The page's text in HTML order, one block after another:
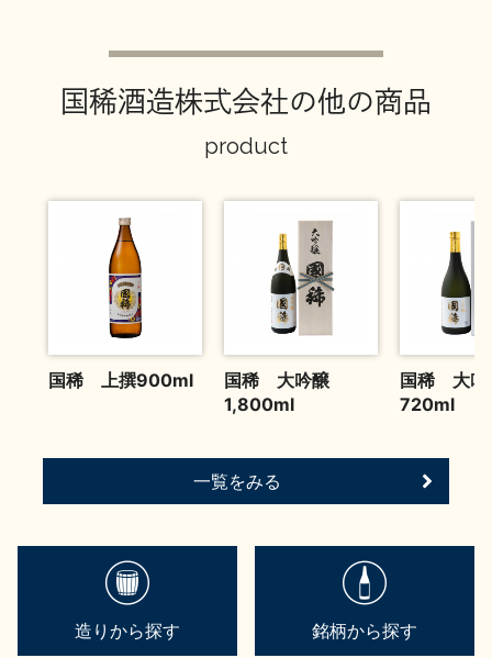
国稀酒造株式会社の他の商品
product
国稀 上撰900ml
国稀 大吟醸
1,800ml
国稀 大吟
720ml
一覧をみる
造りから探す 銘柄から探す